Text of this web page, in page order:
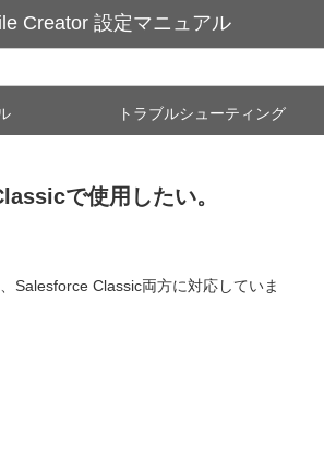
Creator 設定マニュアル
トラブルシューティング
で使用したい。
Salesforce Classic両方に対応していま